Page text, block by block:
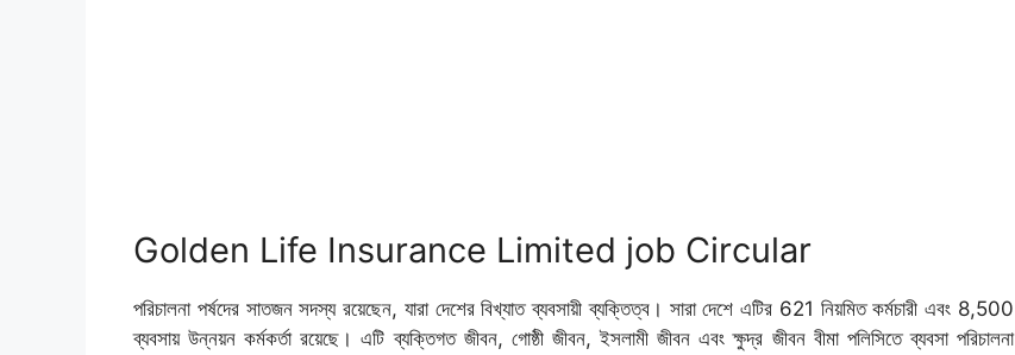
Golden Life Insurance Limited job Circular
পরিচালনা পর্ষদের সাতজন সদস্য রয়েছেন, যারা দেশের বিখ্যাত ব্যবসায়ী ব্যক্তিত্ব। সারা দেশে এটির 621 নিয়মিত কর্মচারী এবং 8,500
ব্যবসায় উন্নয়ন কর্মকর্তা রয়েছে। এটি ব্যক্তিগত জীবন, গোষ্ঠী জীবন, ইসলামী জীবন এবং ক্ষুদ্র জীবন বীমা পলিসিতে ব্যবসা পরিচালনা